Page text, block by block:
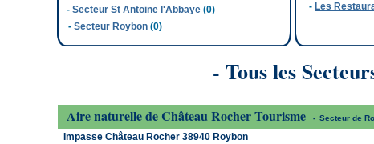
- Secteur St Antoine l'Abbaye (0)
- Secteur Roybon (0)
- Les
- Tous les
Aire naturelle de Château Rocher Tourisme - Secteur de
Impasse Château Rocher 38940 Roybon